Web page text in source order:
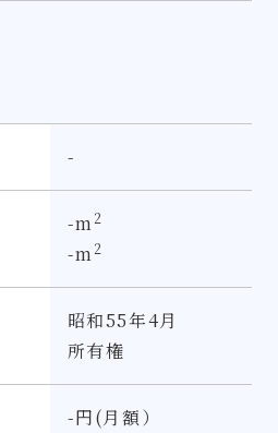
-
-m2
-m2
昭和55年4月
所有権
-円(月額）